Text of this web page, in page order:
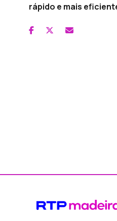
rápido e mais